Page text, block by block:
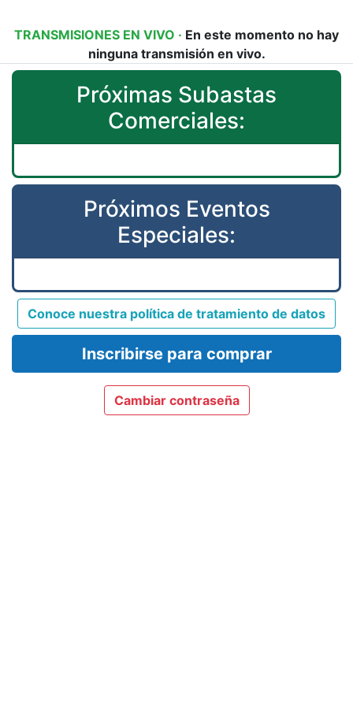
TRANSMISIONES EN VIVO · En este momento no hay
ninguna transmisión en vivo.
Próximas Subastas
Comerciales:
Próximos Eventos
Especiales:
Conoce nuestra política de tratamiento de datos
Inscribirse para comprar
Cambiar contraseña